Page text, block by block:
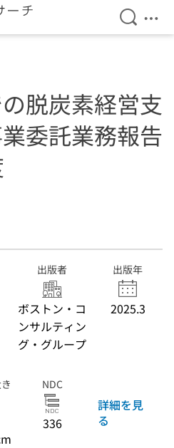
検索を
メ
脱炭素経営支
委託業務報告
出版者
ボストン・コ
ンサルティン
グ・グループ
出版年
2025.3
NDC
336
詳細を見
る